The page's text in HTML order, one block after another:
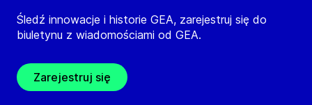
Śledź innowacje i historie GEA, zarejestruj się do
biuletynu z wiadomościami od GEA.
Zarejestruj się